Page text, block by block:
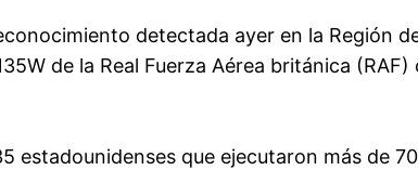
detectada ayer en la Región
de la Real Fuerza Aérea británica
estadounidenses que ejecutaron más de